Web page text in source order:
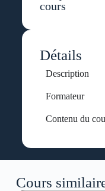
cours
Détails
Description
Formateur
Contenu du
Cours